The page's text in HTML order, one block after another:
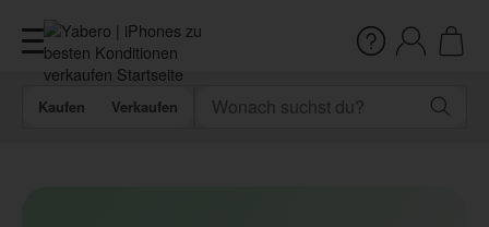
Kaufen Verkaufen